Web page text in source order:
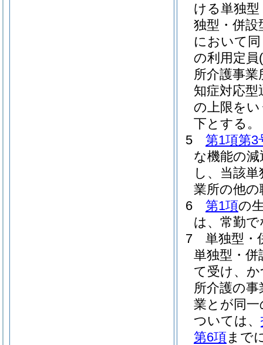
ける単独
独型・併設
において
の利用定員
所介護事
知症対応
の上限をい
下とする。
5
第1項第3
な機能の
し、当該
業所の他
6
第1項の
は、常勤
7
単独型・
単独型・併
て受け、
所介護の
業とが同
ついては、
第6項 まで